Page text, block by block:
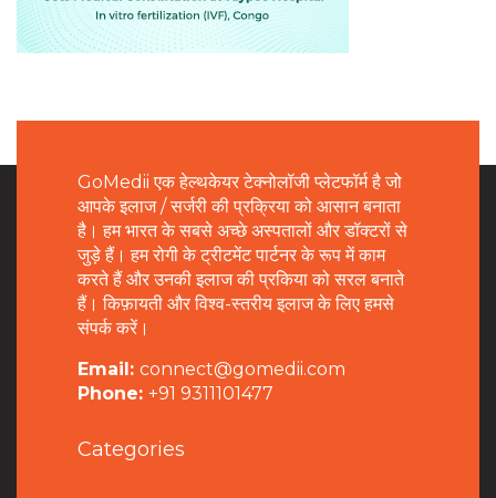
GoMedii एक हेल्थकेयर टेक्नोलॉजी प्लेटफॉर्म है जो
आपके इलाज / सर्जरी की प्रक्रिया को आसान बनाता
है। हम भारत के सबसे अच्छे अस्पतालों और डॉक्टरों से
जुड़े हैं। हम रोगी के ट्रीटमेंट पार्टनर के रूप में काम
करते हैं और उनकी इलाज की प्रकिया को सरल बनाते
हैं। किफ़ायती और विश्व-स्तरीय इलाज के लिए हमसे
संपर्क करें।
Email: connect@gomedii.com
Phone: +91 9311101477
Categories